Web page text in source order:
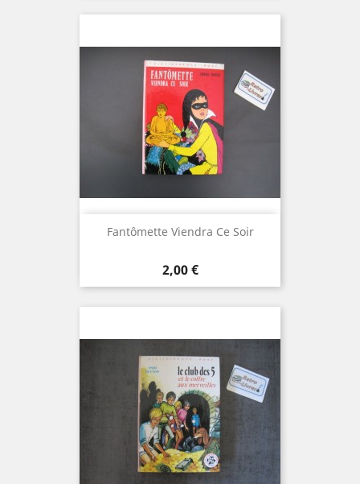
Fantômette Viendra Ce Soir
Prix
2,00 €